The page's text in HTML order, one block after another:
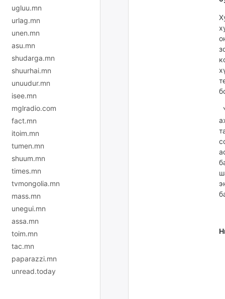
ugluu.mn
urlag.mn
unen.mn
asu.mn
shudarga.mn
shuurhai.mn
unuudur.mn
isee.mn
mglradio.com
fact.mn
itoim.mn
tumen.mn
shuum.mn
times.mn
tvmongolia.mn
mass.mn
unegui.mn
assa.mn
toim.mn
tac.mn
paparazzi.mn
unread.today